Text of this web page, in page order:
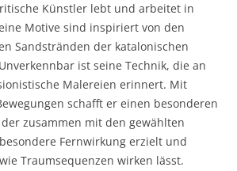
Künstler lebt und arbeitet in
Motive sind inspiriert von den
Sandstränden der katalonischen
ist seine Technik, die an
Malereien erinnert. Mit
schafft er einen besonderen
zusammen mit den gewählten
Fernwirkung erzielt und
Traumsequenzen wirken lässt.